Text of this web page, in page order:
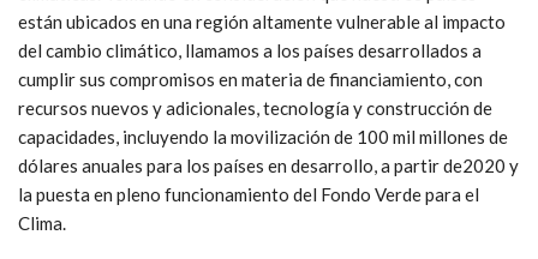
están ubicados en una región altamente vulnerable al impacto
del cambio climático, llamamos a los países desarrollados a
cumplir sus compromisos en materia de financiamiento, con
recursos nuevos y adicionales, tecnología y construcción de
capacidades, incluyendo la movilización de 100 mil millones de
dólares anuales para los países en desarrollo, a partir de2020 y
la puesta en pleno funcionamiento del Fondo Verde para el
Clima.